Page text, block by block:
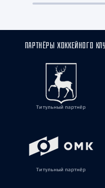
ПАРТНЁРЫ ХОККЕЙНОГО
Титульный партнёр
Титульный партнёр